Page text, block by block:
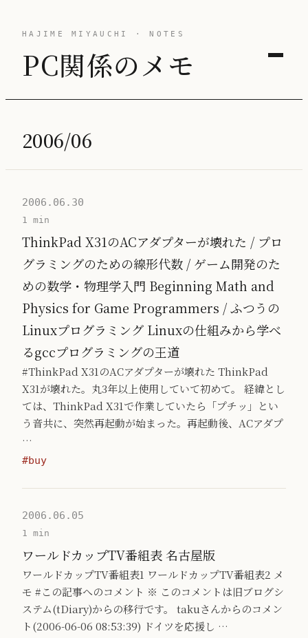
HAJIME MIYAUCHI · NOTES
PC関係のメモ
2006/06
2006.06.30
1 min
ThinkPad X31のACアダプターが壊れた / プロ
グラミングのための線形代数 / ゲーム開発のた
めの数学・物理学入門 Beginning Math and
Physics for Game Programmers / ふつうの
Linuxプログラミング Linuxの仕組みから学べ
るgccプログラミングの王道
#ThinkPad X31のACアダプターが壊れた ThinkPad
X31が壊れた。丸3年以上使用していて初めて。 経緯とし
ては、ThinkPad X31で作業していたら「プチッ」とい
う音共に、突然再起動が始まった。再起動後、ACアダプ
…
#buy
2006.06.05
1 min
ワールドカップTV番組表 名古屋版
ワールドカップTV番組表1 ワールドカップTV番組表2 メ
モ #この記事へのコメント ※ このコメントは旧ブログシ
ステム(tDiary)からの移行です。 takuさんからのコメン
ト(2006-06-06 08:53:39) ドイツを応援し …